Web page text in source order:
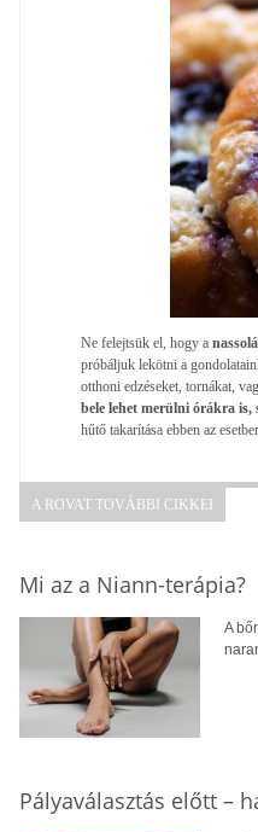
Ne felejtsük el, hogy a
próbáljuk lekötni a
otthoni edzéseket, tornákat,
bele lehet merülni órákra
hűtő takarítása ebben az
A ROVAT TOVÁBBI CIKKEI
Mi az a Niann-terápia?
A
Pályaválasztás előtt –